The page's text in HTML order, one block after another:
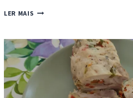
LER MAIS PÃEZINHOS
COM
NOZES